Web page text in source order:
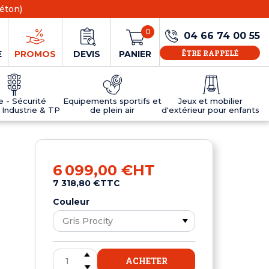
PROMOS DEVIS PANIER
0 04 66 74 00 55
ÊTRE RAPPELÉ
- Sécurité
& TP
Equipements sportifs et
de plein air
Tables de ping-pong en résine
Jeux et mobilier
d'extérieur pour enfants
MOBILIER D'EXTÉRIEUR POUR ENFANTS
6 099,00 €HT
7 318,80 €TTC
Couleur
ACHETER